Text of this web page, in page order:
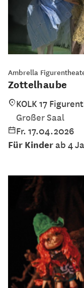
Ambrella
Zottelhaube
KOLK 17
Großer Saal
Fr. 17.04.2026
Für Kinderab 4